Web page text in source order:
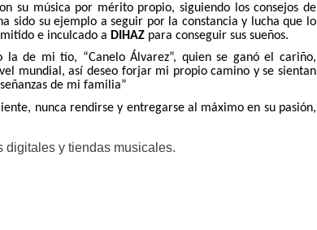
su música por mérito propio, siguiendo los consejos de
sido su ejemplo a seguir por la constancia y lucha que lo
e inculcado a DIHAZ para conseguir sus sueños.
la de mi tío, “Canelo Álvarez”, quien se ganó el cariño,
mundial, así deseo forjar mi propio camino y se sientan
de mi familia”
nunca rendirse y entregarse al máximo en su pasión,
digitales y tiendas musicales.